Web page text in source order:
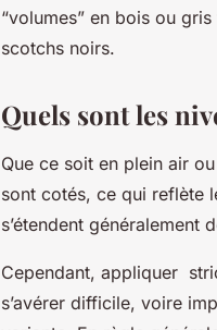
“volumes” en bois ou
scotchs noirs.
Quels sont les
Que ce soit en plein air
sont cotés, ce qui reflète
s’étendent généralement
Cependant, appliquer
s’avérer difficile, voire